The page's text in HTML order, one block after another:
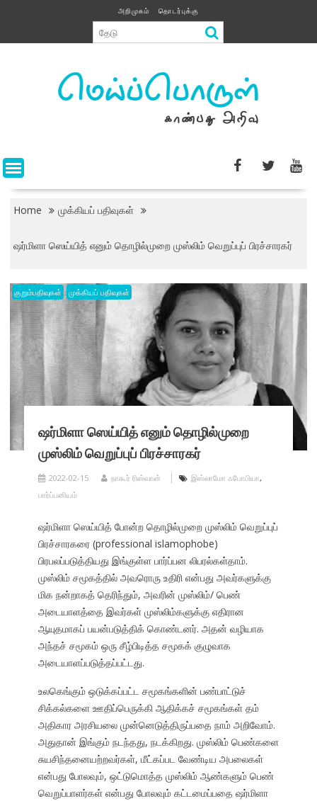
content
அறிமுகம் தொடர்புக்கு
Home முக்கியப் பதிவுகள்
ஷர்மிளா ஸெய்யித் எனும் தொழில்முறை முஸ்லிம் வெறுப்புப் பிரச்சாரகர்
குறும்பதிவுகள் முக்கியப் பதிவுகள்
ஷர்மிளா ஸெய்யித் எனும் தொழில்முறை
முஸ்லிம் வெறுப்புப் பிரச்சாரகர்
2022-02-15 நாகூர் ரிஸ்வான் இஸ்லாமோ ஃபோபியா,
பார்ப்பனியம்
ஷர்மிளா ஸெய்யித் போன்ற தொழில்முறை முஸ்லிம் வெறுப்புப்
பிரச்சாரகரை (professional islamophobe)
பிரபலப்படுத்தியது இங்குள்ள பார்ப்பன லிபரல்கள்தாம்.
முஸ்லிம் சமூகத்தில் அவரொரு உதிரி என்பது அவர்களுக்கு
மிக நன்றாகத் தெரிந்தும், அவரின் முஸ்லிம்/ பெண்
அடையாளத்தை இவர்கள் முஸ்லிம்களுக்கு எதிரான
ஆயுதமாகப் பயன்படுத்திக் கொண்டனர். அதன் வழியாக
அந்தச் சமூகம் ஒரு சீழ்பிடித்த சமூகக் குழுவாக
அடையாளப்படுத்தப்பட்டது.
உலகெங்கும் ஒடுக்கப்பட்ட சமூகங்களின் பண்பாட்டுச்
சிக்கல்களை ஊதிப்பெருக்கி ஆதிக்கச் சமூகங்கள் தம்
அதிகார அரசியலை முன்னெடுத்திருப்பதை நாம் அறிவோம்.
அதுதான் இங்கும் நடந்தது, நடக்கிறது. முஸ்லிம் பெண்களை
சுயசிந்தனையற்றவர்கள், மீட்கப்பட வேண்டிய அபலைகள்
என்பது போலவும், ஒட்டுமொத்த முஸ்லிம் ஆண்களும் பெண்
வெறுப்பாளர்கள் என்பது போலவும் கட்டமைப்பதை ஷர்மிளா